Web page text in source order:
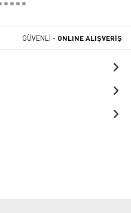
GÜVENLİ - ONLINE ALIŞVERİŞ